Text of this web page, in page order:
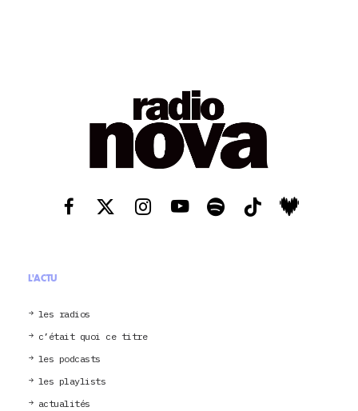
L'ACTU
les radios
c’était quoi ce titre
les podcasts
les playlists
actualités